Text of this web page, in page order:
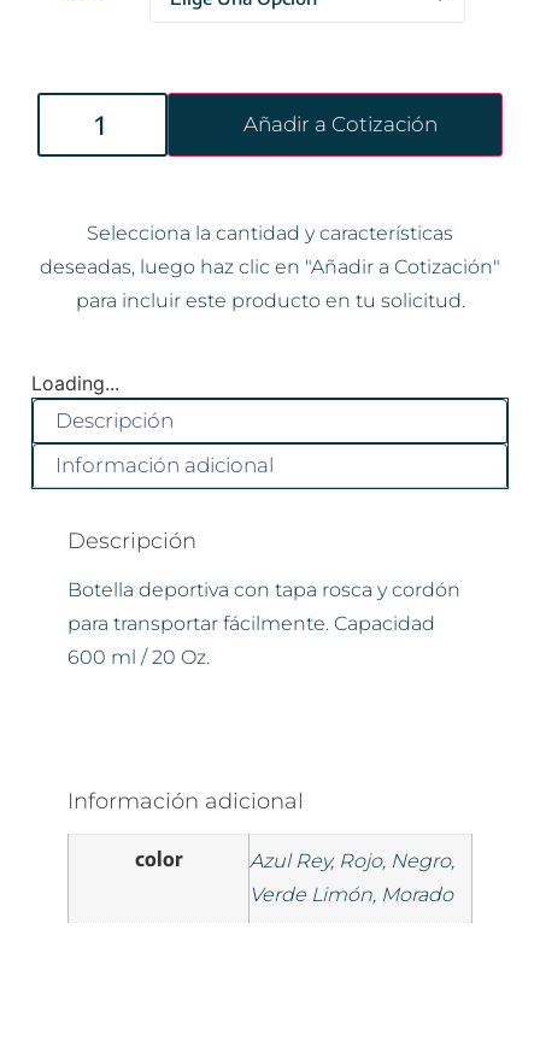
Añadir a Cotización
Selecciona la cantidad y características
deseadas, luego haz clic en "Añadir a Cotización"
para incluir este producto en tu solicitud.
Loading...
Descripción
Información adicional
Descripción
Botella deportiva con tapa rosca y cordón
para transportar fácilmente. Capacidad
600 ml / 20 Oz.
Información adicional
color
Azul Rey, Rojo, Negro,
Verde Limón, Morado